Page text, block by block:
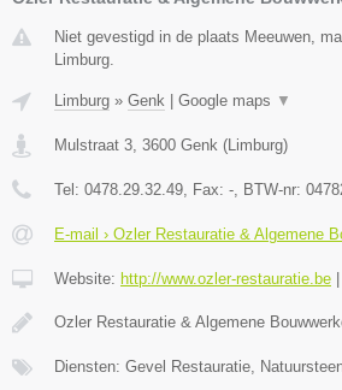
Niet gevestigd in de plaats Meeuwen,
Limburg.
Limburg » Genk Google maps ▼
Mulstraat 3 3600 Genk ( Limburg)
Tel: 0478.29.32.49 , Fax: - , BTW-nr:
E-mail › Ozler Restauratie & Algemene
Website: http://www.ozler-restauratie.be
Ozler Restauratie & Algemene
Diensten: Gevel Restauratie,